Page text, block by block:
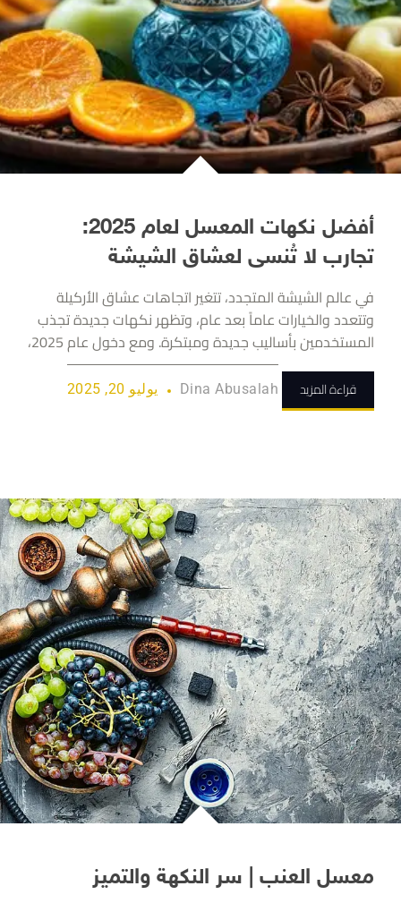
أفضل نكهات المعسل لعام 2025:
تجارب لا تُنسى لعشاق الشيشة
في عالم الشيشة المتجدد، تتغير اتجاهات عشاق الأركيلة
وتتعدد والخيارات عاماً بعد عام، وتظهر نكهات جديدة تجذب
المستخدمين بأساليب جديدة ومبتكرة. ومع دخول عام 2025،
قراءة المزيد Dina Abusalah يوليو 20, 2025
معسل العنب | سر النكهة والتميز